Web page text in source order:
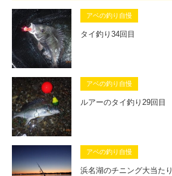
アベの釣り自慢
タイ釣り34回目
アベの釣り自慢
ルアーのタイ釣り29回目
アベの釣り自慢
浜名湖のチニング大当たり